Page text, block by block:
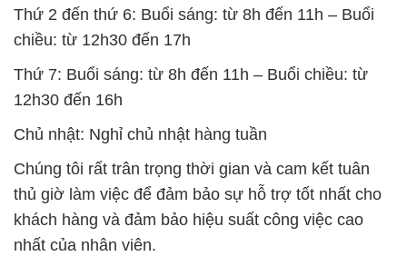
Thứ 2 đến thứ 6: Buổi sáng: từ 8h đến 11h – Buổi
chiều: từ 12h30 đến 17h
Thứ 7: Buổi sáng: từ 8h đến 11h – Buổi chiều: từ
12h30 đến 16h
Chủ nhật: Nghỉ chủ nhật hàng tuần
Chúng tôi rất trân trọng thời gian và cam kết tuân
thủ giờ làm việc để đảm bảo sự hỗ trợ tốt nhất cho
khách hàng và đảm bảo hiệu suất công việc cao
nhất của nhân viên.